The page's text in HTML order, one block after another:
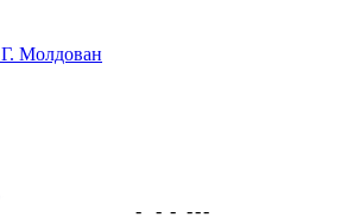
Г. Молдован
- - - ---